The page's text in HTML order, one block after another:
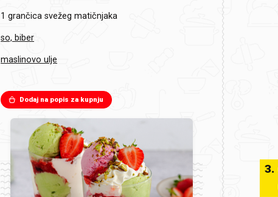
1 grančica svežeg matičnjaka
so, biber
maslinovo ulje
Dodaj na popis za kupnju
3.